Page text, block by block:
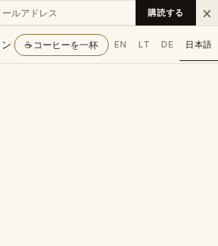
ルアドレス 購読する ×
☕ コーヒーを一杯 EN LT DE 日本語